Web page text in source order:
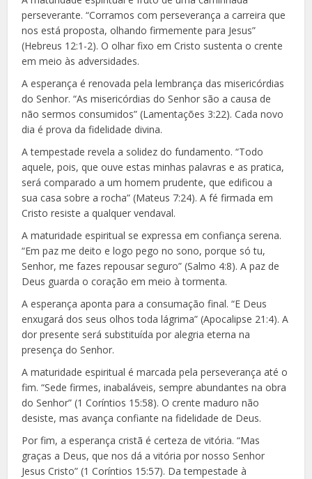
perseverante. “Corramos com perseverança a carreira que
nos está proposta, olhando firmemente para Jesus”
(Hebreus 12:1-2). O olhar fixo em Cristo sustenta o crente
em meio às adversidades.
A esperança é renovada pela lembrança das misericórdias
do Senhor. “As misericórdias do Senhor são a causa de
não sermos consumidos” (Lamentações 3:22). Cada novo
dia é prova da fidelidade divina.
A tempestade revela a solidez do fundamento. “Todo
aquele, pois, que ouve estas minhas palavras e as pratica,
será comparado a um homem prudente, que edificou a
sua casa sobre a rocha” (Mateus 7:24). A fé firmada em
Cristo resiste a qualquer vendaval.
A maturidade espiritual se expressa em confiança serena.
“Em paz me deito e logo pego no sono, porque só tu,
Senhor, me fazes repousar seguro” (Salmo 4:8). A paz de
Deus guarda o coração em meio à tormenta.
A esperança aponta para a consumação final. “E Deus
enxugará dos seus olhos toda lágrima” (Apocalipse 21:4). A
dor presente será substituída por alegria eterna na
presença do Senhor.
A maturidade espiritual é marcada pela perseverança até o
fim. “Sede firmes, inabaláveis, sempre abundantes na obra
do Senhor” (1 Coríntios 15:58). O crente maduro não
desiste, mas avança confiante na fidelidade de Deus.
Por fim, a esperança cristã é certeza de vitória. “Mas
graças a Deus, que nos dá a vitória por nosso Senhor
Jesus Cristo” (1 Coríntios 15:57). Da tempestade à